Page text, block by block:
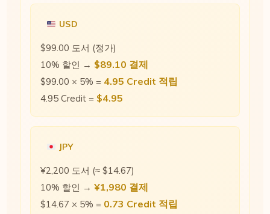
USD
$99.00 도서 (정가)
10% 할인 → $89.10 결제
$99.00 × 5% = 4.95 Credit 적립
4.95 Credit = $4.95
JPY
¥2,200 도서 (≈ $14.67)
10% 할인 →¥1,980 결제
$14.67 × 5% = 0.73 Credit 적립